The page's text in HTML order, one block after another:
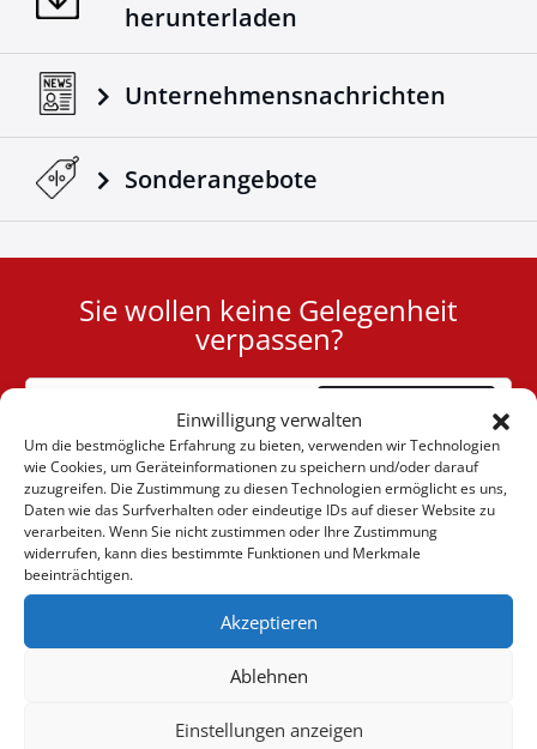
Einwilligung verwalten
Um die bestmögliche Erfahrung zu bieten, verwenden wir Technologien
wie Cookies, um Geräteinformationen zu speichern und/oder darauf
zuzugreifen. Die Zustimmung zu diesen Technologien ermöglicht es uns,
Daten wie das Surfverhalten oder eindeutige IDs auf dieser Website zu
verarbeiten. Wenn Sie nicht zustimmen oder Ihre Zustimmung
widerrufen, kann dies bestimmte Funktionen und Merkmale
beeinträchtigen.
Akzeptieren
Ablehnen
Einstellungen anzeigen
herunterladen
Unternehmensnachrichten
Sonderangebote
Cookie
Sie wollen keine Gelegenheit
verpassen?
Abonnieren
(+30) 6947901533
(+30) 2105542813